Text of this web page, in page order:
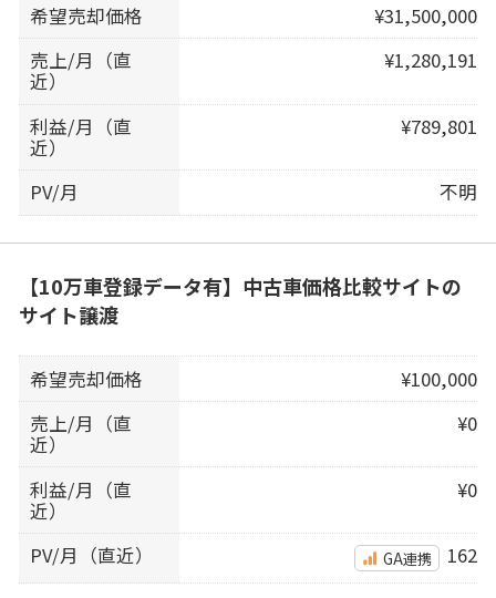
希望売却価格
¥31,500,000
売上/月（直
近）
¥1,280,191
利益/月（直
近）
¥789,801
PV/月 不明
【10万車登録データ有】中古車価格比較サイトの
サイト譲渡
希望売却価格
¥100,000
売上/月（直
近）
¥0
利益/月（直
近）
¥0
PV/月（直近） GA連携 162